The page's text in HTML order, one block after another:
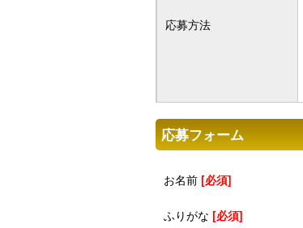
応募方法
応募フォーム
お名前 [必須]
ふりがな [必須]